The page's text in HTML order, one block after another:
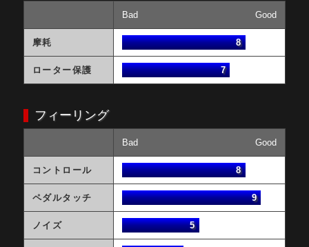
Bad Good
摩耗 8
ローター保護 7
フィーリング
Bad Good
コントロール 8
ペダルタッチ 9
ノイズ 5